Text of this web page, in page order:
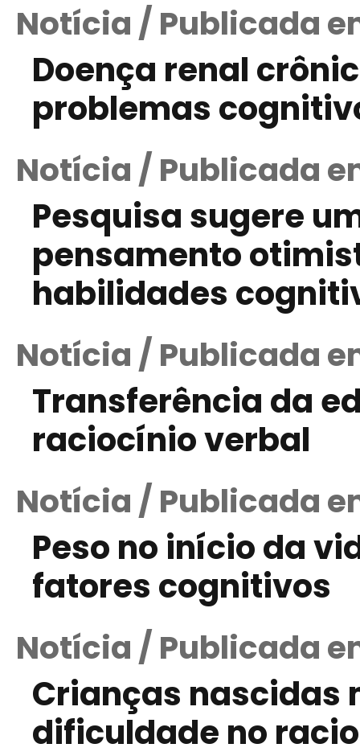
Notícia / Publicada
Doença renal
problemas
Notícia / Publicada
Pesquisa sugere
pensamento
habilidades
Notícia / Publicada
Transferência da
raciocínio verbal
Notícia / Publicada
Peso no início da
fatores cognitivos
Notícia / Publicada
Crianças nascidas
dificuldade no